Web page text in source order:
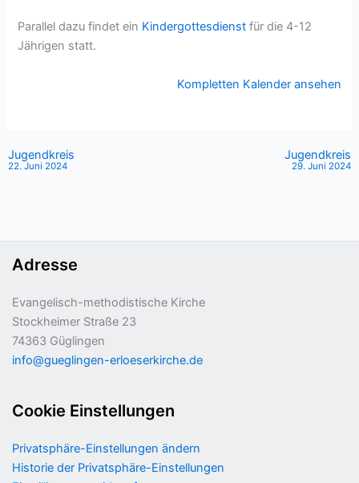
Parallel dazu findet ein Kindergottesdienst für die 4-12
Jährigen statt.
Kompletten Kalender ansehen
Jugendkreis
22. Juni 2024
Jugendkreis
29. Juni 2024
Adresse
Evangelisch-methodistische Kirche
Stockheimer Straße 23
74363 Güglingen
info@gueglingen-erloeserkirche.de
Cookie Einstellungen
Privatsphäre-Einstellungen ändern
Historie der Privatsphäre-Einstellungen